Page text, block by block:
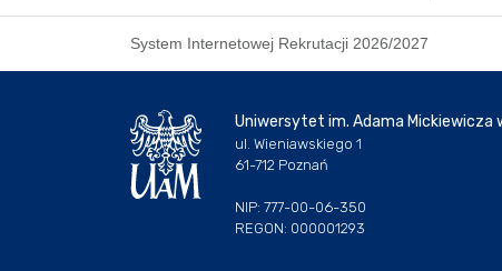
System Internetowej Rekrutacji 2026/2027
Uniwersytet im. Adama Mickiewicza
ul. Wieniawskiego 1
61-712 Poznań
NIP: 777-00-06-350
REGON: 000001293